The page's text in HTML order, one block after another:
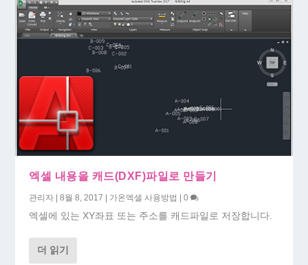
엑셀 내용을 캐드(DXF)파일로 만들기
관리자 |8월 8, 2017 가온엑셀 사용방법 |0
엑셀에 있는 XY좌표 또는 주소를 캐드파일로 저장합니다.
더 읽기